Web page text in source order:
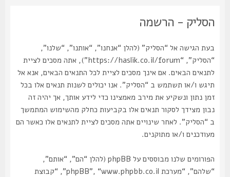
הסליק - הרשמה
בעת הגישה אל “הסליק” (להלן “אנחנו”, “אותנו”, “שלנו”,
“הסליק”, “https://haslik.co.il/forum”), אתה מסכים לציית
לתנאים הבאים. אם אינך מסכים לציית לכל התנאים הבאים, אנא אל
תיגש ו/או תשתמש ב “הסליק”. אנו יכולים לשנות תנאים אלו בכל
זמן נתון ונשקיע את מירב מאמצינו כדי לידע אותך, אך יהיה זה
נבון מצידך לסקור תנאים אלו בקביעות כחלק מהשימוש המתמשך
ב “הסליק”. לאחר שינויים אתה מסכים לציית לתנאים אלו כאשר הם
מעודכנים ו/או מתוקנים.
הפורומים שלנו מבוססים על phpBB (להלן “הם”, “אותם”,
“שלהם”, “מערכת phpBB”, “www.phpbb.co.il”, “קבוצת